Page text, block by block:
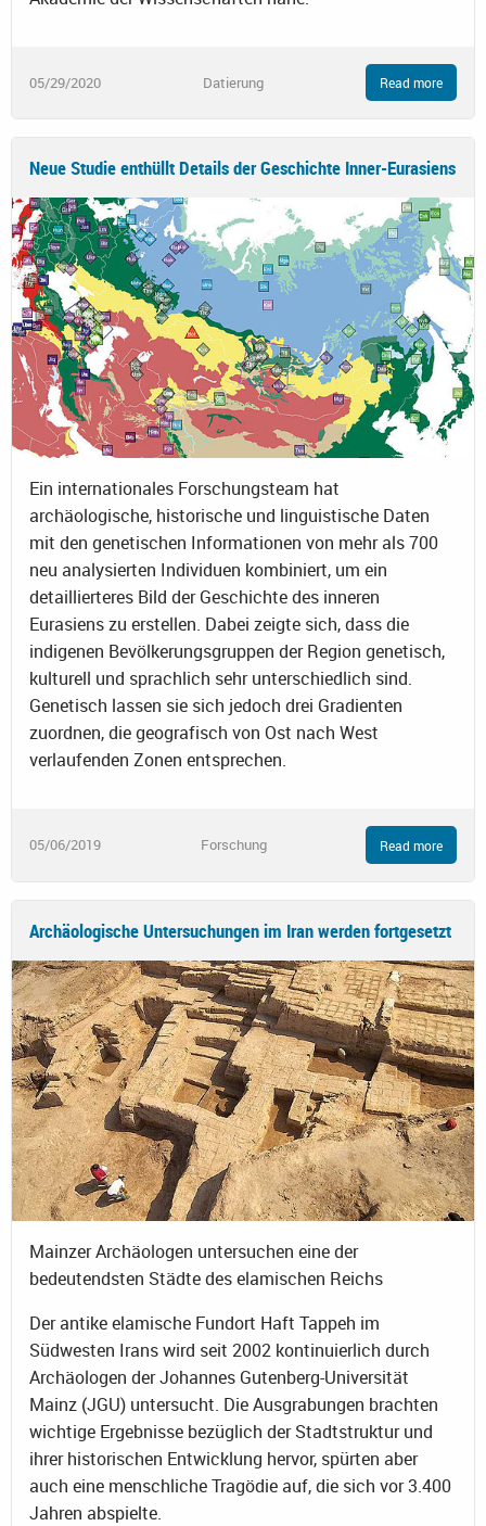
05/29/2020 Datierung Read more
Neue Studie enthüllt Details der Geschichte Inner-Eurasiens
Ein internationales Forschungsteam hat
archäologische, historische und linguistische Daten
mit den genetischen Informationen von mehr als 700
neu analysierten Individuen kombiniert, um ein
detaillierteres Bild der Geschichte des inneren
Eurasiens zu erstellen. Dabei zeigte sich, dass die
indigenen Bevölkerungsgruppen der Region genetisch,
kulturell und sprachlich sehr unterschiedlich sind.
Genetisch lassen sie sich jedoch drei Gradienten
zuordnen, die geografisch von Ost nach West
verlaufenden Zonen entsprechen.
05/06/2019 Forschung Read more
Archäologische Untersuchungen im Iran werden fortgesetzt
Mainzer Archäologen untersuchen eine der
bedeutendsten Städte des elamischen Reichs
Der antike elamische Fundort Haft Tappeh im
Südwesten Irans wird seit 2002 kontinuierlich durch
Archäologen der Johannes Gutenberg-Universität
Mainz (JGU) untersucht. Die Ausgrabungen brachten
wichtige Ergebnisse bezüglich der Stadtstruktur und
ihrer historischen Entwicklung hervor, spürten aber
auch eine menschliche Tragödie auf, die sich vor 3.400
Jahren abspielte.